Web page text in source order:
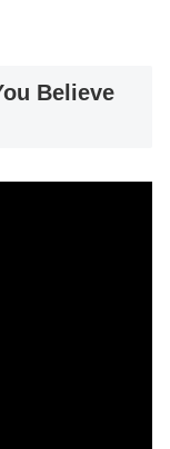
Believe